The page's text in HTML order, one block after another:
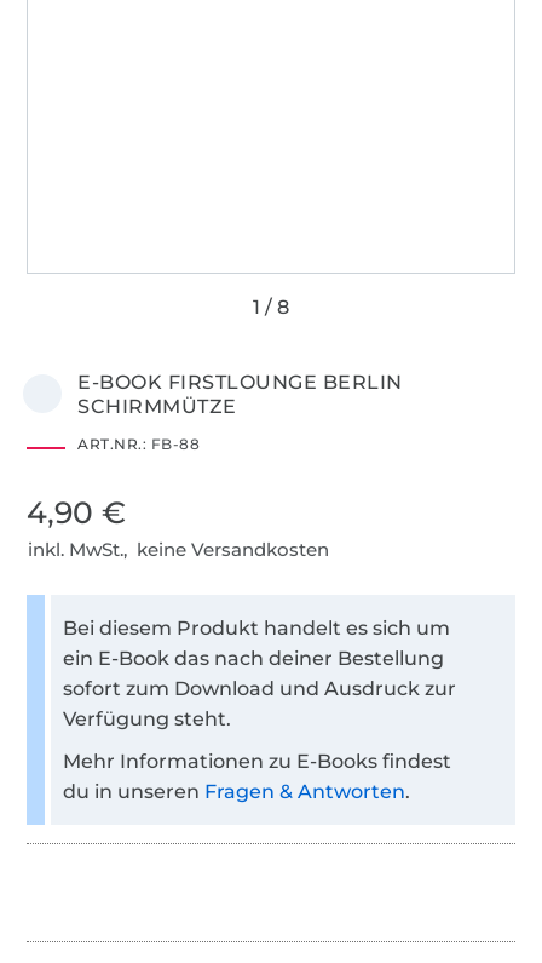
E-BOOK FIRSTLOUNGE BERLIN
SCHIRMMÜTZE
ART.NR.: FB-88
4,90 €
inkl. MwSt., keine Versandkosten
Bei diesem Produkt handelt es sich um
ein E-Book das nach deiner Bestellung
sofort zum Download und Ausdruck zur
Verfügung steht.
Mehr Informationen zu E-Books findest
du in unseren Fragen & Antworten.